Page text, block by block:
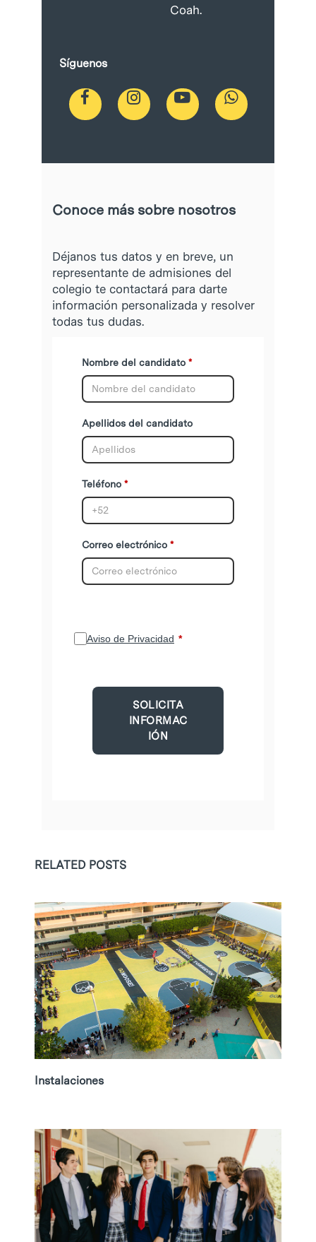
Coah.
Síguenos
Conoce más sobre nosotros
Déjanos tus datos y en breve, un
representante de admisiones del
colegio te contactará para darte
información personalizada y resolver
todas tus dudas.
Nombre del candidato
Apellidos del candidato
Teléfono
Correo electrónico
Aviso de Privacidad
SOLICITA
INFORMAC
IÓN
RELATED POSTS
Instalaciones